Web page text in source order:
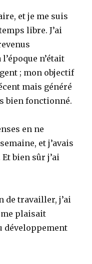
et je me suis
libre. J’ai
n’était
; mon objectif
mais généré
bien fonctionné.
en ne
et j’avais
bien sûr j’ai
de travailler, j’ai
plaisait
développement